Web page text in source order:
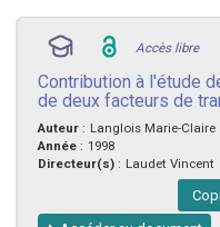
Accès libre
Contribution à l'étude
de deux facteurs de
Auteur : Langlois Marie-Claire
Année : 1998
Directeur(s) : Laudet Vincent